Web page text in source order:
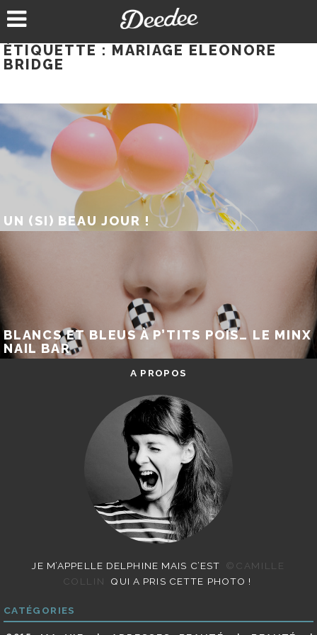
au
ÉTIQUETTE : MARIAGE ELEONORE
BRIDGE
UN (SI) BEAU JOUR !
BLANCS ET BLEUS À P’TITS POIS… LE MINX
NAIL BAR
A PROPOS
JE M’APPELLE DELPHINE MAIS C’EST
©CAMILLE
COLLIN
QUI A PRIS CETTE PHOTO !
CATÉGORIES